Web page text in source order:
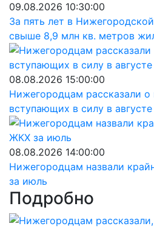
09.08.2026 10:30:00
За пять лет в
свыше 8,9 млн кв. метров
08.08.2026 15:00:00
Нижегородцам рассказали о
вступающих в силу в августе
08.08.2026 14:00:00
Нижегородцам назвали
за июль
Подробно